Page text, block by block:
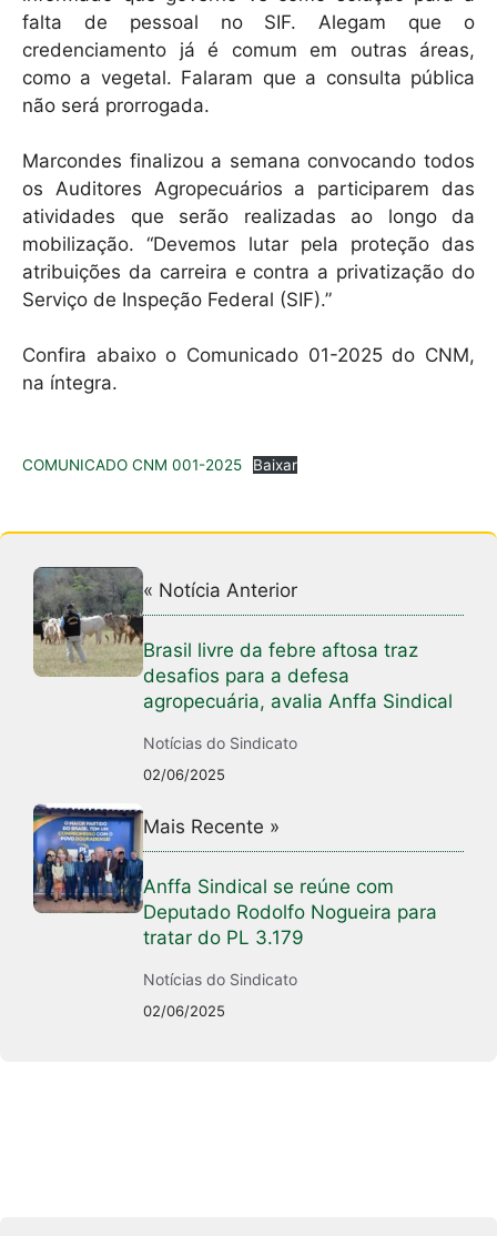
falta de pessoal no SIF. Alegam que o
credenciamento já é comum em outras áreas,
como a vegetal. Falaram que a consulta pública
não será prorrogada.
Marcondes finalizou a semana convocando todos
os Auditores Agropecuários a participarem das
atividades que serão realizadas ao longo da
mobilização. “Devemos lutar pela proteção das
atribuições da carreira e contra a privatização do
Serviço de Inspeção Federal (SIF).”
Confira abaixo o Comunicado 01-2025 do CNM,
na íntegra.
COMUNICADO CNM 001-2025 Baixar
« Notícia Anterior
Brasil livre da febre aftosa traz
desafios para a defesa
agropecuária, avalia Anffa Sindical
Notícias do Sindicato
02/06/2025
Mais Recente »
Anffa Sindical se reúne com
Deputado Rodolfo Nogueira para
tratar do PL 3.179
Notícias do Sindicato
02/06/2025